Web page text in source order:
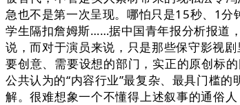
急也不是第一次呈现。哪怕只是15秒、1
学生隔扣詹姆斯……据中国青年报分析报道
说，而对于演员来说，只是那些保守影视
要创意、需要设想的部门，实正的原创标
公共认为的“内容行业”最复杂、最具门槛
解。很难想象一个不懂得上述叙事的通俗